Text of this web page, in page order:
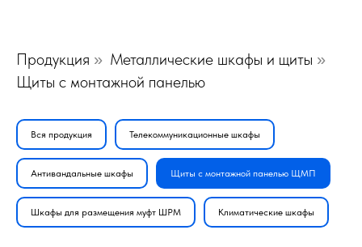
Продукция » Металлические шкафы и щиты »
Щиты с монтажной панелью
Вся продукция Телекоммуникационные шкафы
Антивандальные шкафы Щиты с монтажной панелью ЩМП
Шкафы для размещения муфт ШРМ Климатические шкафы